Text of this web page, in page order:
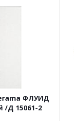
ФЛУИД
/Д 15061-2